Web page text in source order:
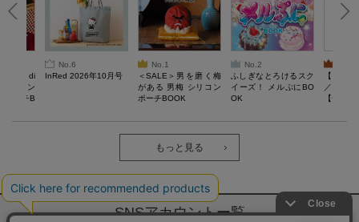
di
ティン
ポーチB
No.6
InRed 2026年10月号
No.1
＜SALE＞男を磨く梅
がある 男梅 シリコン
ポーチBOOK
No.2
ふしぎなとろけるスク
イーズ！ メルぷにBO
OK
【
／Lサイ
【一般
ウェア
もっと見る
SNSアカウントー覧